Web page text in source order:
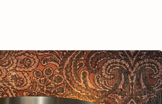
Lampenvoeten
Leeslampen